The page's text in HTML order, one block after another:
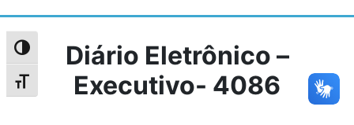
Alternar alto contraste
Alternar tamanho da fonte
Diário Eletrônico –
Executivo- 4086